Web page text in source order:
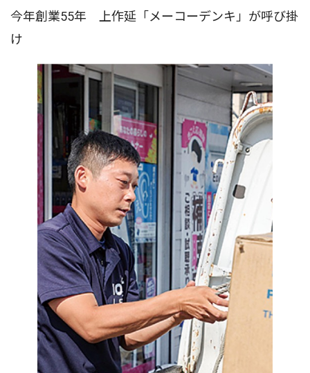
今年創業55年 上作延「メーコーデンキ」が呼び掛
け